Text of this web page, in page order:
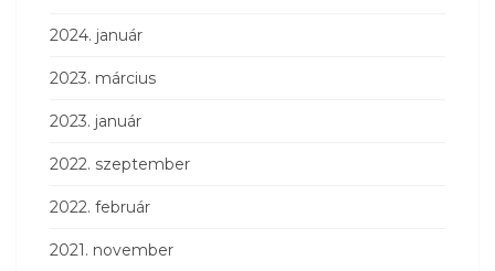
2024. január
2023. március
2023. január
2022. szeptember
2022. február
2021. november